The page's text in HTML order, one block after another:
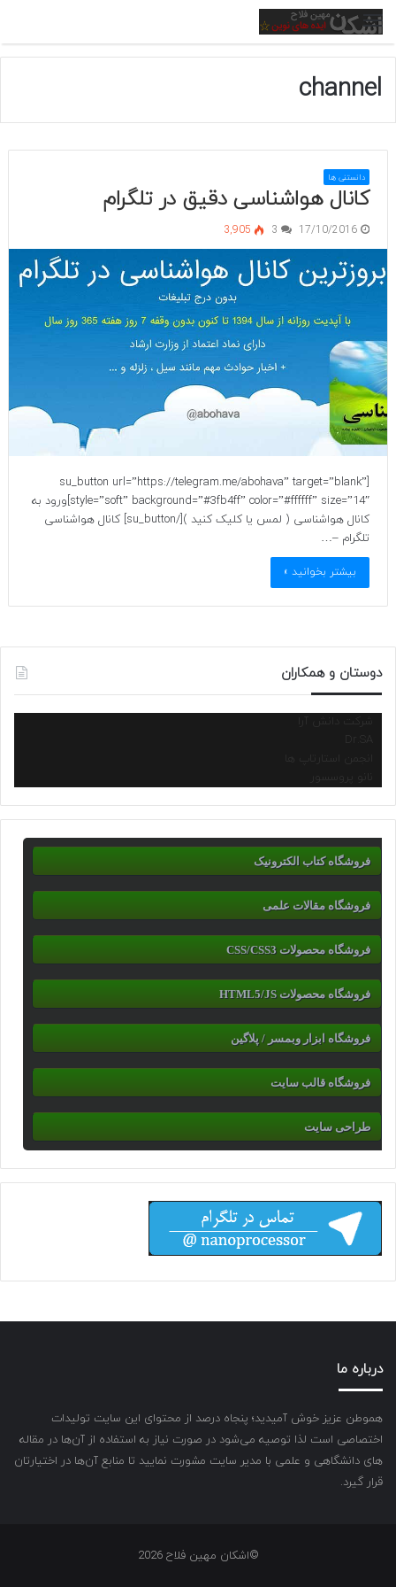
منو
channel
دانستنی ها
کانال هواشناسی دقیق در تلگرام
17/10/2016
3
3,905
[su_button url=”https://telegram.me/abohava” target=”blank”
style=”soft” background=”#3fb4ff” color=”#ffffff” size=”14″]ورود به
کانال هواشناسی ( لمس یا کلیک کنید )[/su_button] کانال هواشناسی
تلگرام –…
بیشتر بخوانید »
دوستان و همکاران
شرکت دانش آرا
انجمن استارتاپ ها
نانو پروسسور
فروشگاه کتاب الکترونیک
فروشگاه مقالات علمی
فروشگاه محصولات CSS/CSS3
فروشگاه محصولات HTML5/JS
فروشگاه ابزار وبمسر / پلاگین
فروشگاه قالب سایت
طراحی سایت
درباره ما
هموطن عزیز خوش آمیدید؛ پنجاه درصد از محتوای این سایت تولیدات
اختصاصی است لذا توصیه می‌شود در صورت نیاز به استفاده از آن‌ها در مقاله
های دانشگاهی و علمی با مدیر سایت مشورت نمایید تا منابع آن‌ها در اختیارتان
قرار گیرد.
©اشکان مهین فلاح 2026